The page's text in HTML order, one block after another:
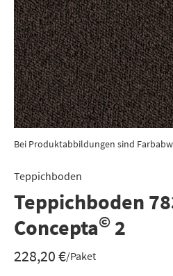
Bei Produktabbildungen sind
Teppichboden
Teppichboden
Concepta© 2
228,20€/Paket